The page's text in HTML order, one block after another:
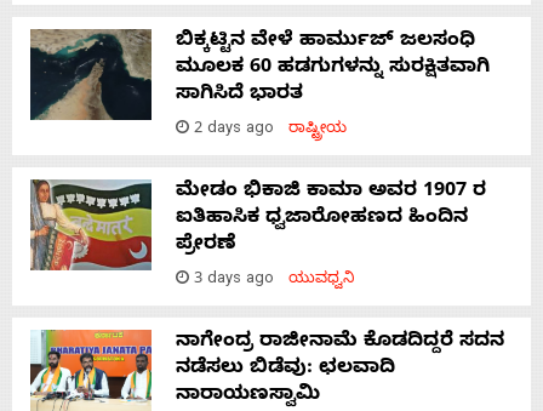
ಬಿಕ್ಕಟ್ಟಿನ ವೇಳೆ ಹಾರ್ಮುಜ್ ಜಲಸಂಧಿ
ಮೂಲಕ 60 ಹಡಗುಗಳನ್ನು ಸುರಕ್ಷಿತವಾಗಿ
ಸಾಗಿಸಿದೆ ಭಾರತ
2 days ago ರಾಷ್ಟ್ರೀಯ
ಮೇಡಂ ಭಿಕಾಜಿ ಕಾಮಾ ಅವರ 1907 ರ
ಐತಿಹಾಸಿಕ ಧ್ವಜಾರೋಹಣದ ಹಿಂದಿನ
ಪ್ರೇರಣೆ
3 days ago ಯುವಧ್ವನಿ
ನಾಗೇಂದ್ರ ರಾಜೀನಾಮೆ ಕೊಡದಿದ್ದರೆ ಸದನ
ನಡೆಸಲು ಬಿಡೆವು: ಛಲವಾದಿ
ನಾರಾಯಣಸ್ವಾಮಿ